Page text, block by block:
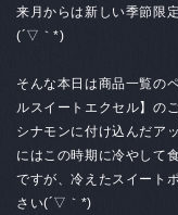
来月からは新しい季節限
(´▽｀*)
そんな本日は商品一覧の
ルスイートエクセル】の
シナモンに付け込んだア
にはこの時期に冷やして
ですが、冷えたスイート
さい(´▽｀*)